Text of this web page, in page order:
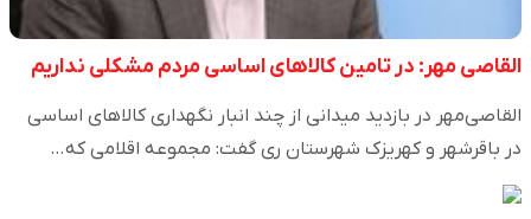
القاصی مهر: در تامین کالاهای اساسی مردم مشکلی نداریم
القاصی‌مهر در بازدید میدانی از چند انبار نگهداری کالا‌های اساسی
در باقرشهر و کهریزک شهرستان ری گفت: مجموعه اقلامی که…